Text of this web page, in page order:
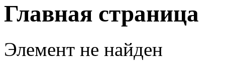
Главная страница
Элемент не найден